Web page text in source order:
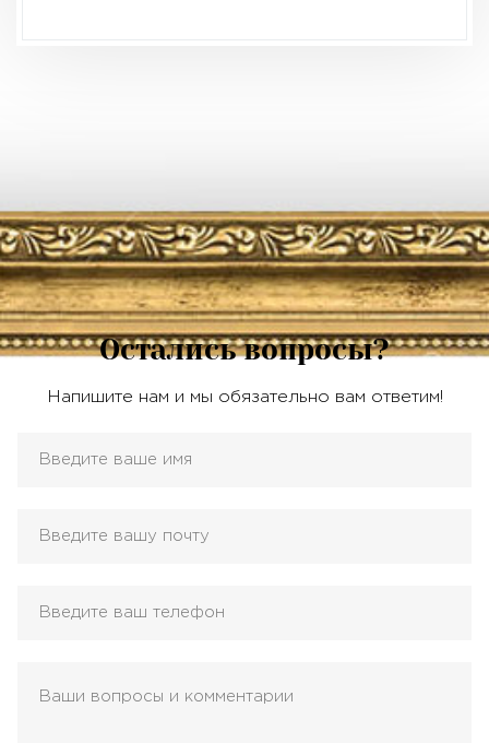
Остались вопросы?
Напишите нам и мы обязательно вам ответим!